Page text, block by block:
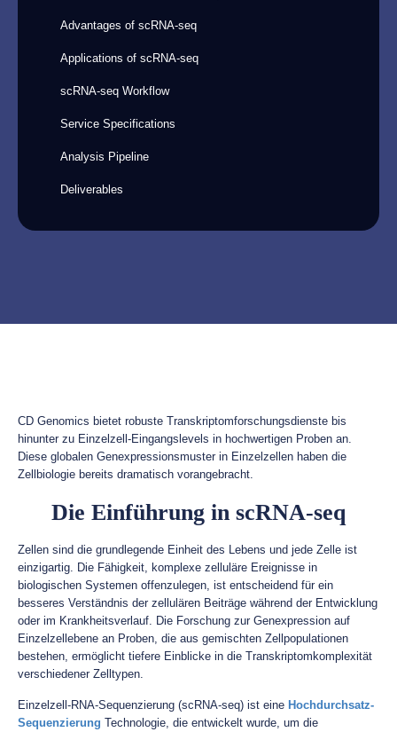
Advantages of scRNA-seq
Applications of scRNA-seq
scRNA-seq Workflow
Service Specifications
Analysis Pipeline
Deliverables
CD Genomics bietet robuste Transkriptomforschungsdienste bis
hinunter zu Einzelzell-Eingangslevels in hochwertigen Proben an.
Diese globalen Genexpressionsmuster in Einzelzellen haben die
Zellbiologie bereits dramatisch vorangebracht.
Die Einführung in scRNA-seq
Zellen sind die grundlegende Einheit des Lebens und jede Zelle ist
einzigartig. Die Fähigkeit, komplexe zelluläre Ereignisse in
biologischen Systemen offenzulegen, ist entscheidend für ein
besseres Verständnis der zellulären Beiträge während der Entwicklung
oder im Krankheitsverlauf. Die Forschung zur Genexpression auf
Einzelzellebene an Proben, die aus gemischten Zellpopulationen
bestehen, ermöglicht tiefere Einblicke in die Transkriptomkomplexität
verschiedener Zelltypen.
Einzelzell-RNA-Sequenzierung (scRNA-seq) ist eine Hochdurchsatz-
Sequenzierung Technologie, die entwickelt wurde, um die